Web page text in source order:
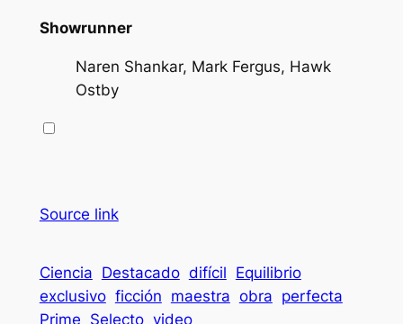
Showrunner
Naren Shankar, Mark Fergus, Hawk
Ostby
Source link
Ciencia Destacado difícil Equilibrio
exclusivo ficción maestra obra perfecta
Prime Selecto video